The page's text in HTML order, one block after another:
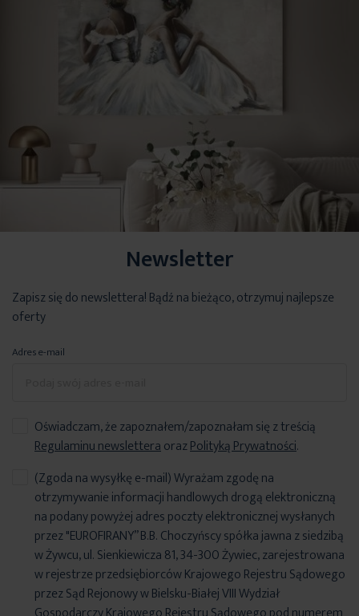
Newsletter
Zapisz się do newslettera! Bądź na bieżąco, otrzymuj najlepsze
oferty
Adres e-mail
Oświadczam, że zapoznałem/zapoznałam się z treścią
Regulaminu newsletteraorazPolityką Prywatności.
(Zgoda na wysyłkę e-mail) Wyrażam zgodę na
otrzymywanie informacji handlowych drogą elektroniczną
na podany powyżej adres poczty elektronicznej wysłanych
przez "EUROFIRANY” B.B. Choczyńscy spółka jawna z siedzibą
w Żywcu, ul. Sienkiewicza 81, 34-300 Żywiec, zarejestrowana
w rejestrze przedsiębiorców Krajowego Rejestru Sądowego
przez Sąd Rejonowy w Bielsku-Białej VIII Wydział